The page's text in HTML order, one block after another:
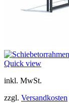
Quick view
inkl. MwSt.
zzgl. Versandkosten